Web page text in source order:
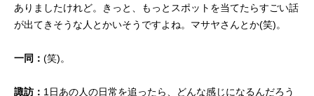
ありましたけれど。きっと、もっとスポットを当てたらすごい話
が出てきそうな人とかいそうですよね。マサヤさんとか(笑)。
一同： (笑)。
諏訪： 1日あの人の日常を追ったら、どんな感じになるんだろう